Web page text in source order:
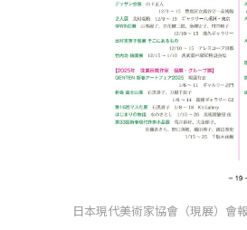
日本現代美術家協會（現展）會